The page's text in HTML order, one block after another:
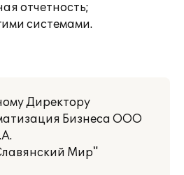
отчетность;
системами.
Директору
Бизнеса ООО
Мир"